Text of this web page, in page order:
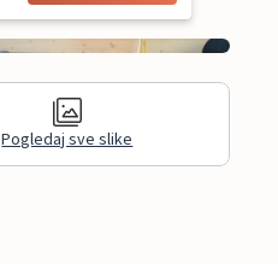
Mybooking
Pogledaj sve slike